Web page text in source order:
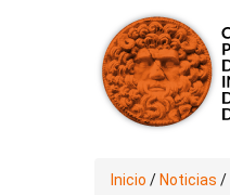
Inicio / Noticias /